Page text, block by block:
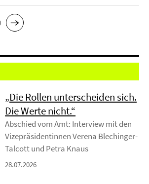
„Die Rollen unterscheiden sich.
Die Werte nicht.“
Abschied vom Amt: Interview mit den
Vizepräsidentinnen Verena Blechinger-
Talcott und Petra Knaus
28.07.2026